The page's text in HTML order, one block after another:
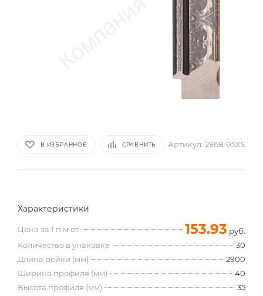
В ИЗБРАННОЕ СРАВНИТЬ Артикул: 2968-05XS
Характеристики
Цена за 1 п.м от 153.93 руб.
Количество в упаковке
30
Длина рейки (мм)
2900
Ширина профиля (мм)
40
Высота профиля (мм)
35